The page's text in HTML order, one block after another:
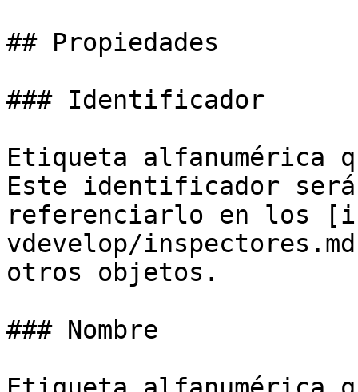
## Propiedades
### Identificador
Etiqueta
Este identificador
referenciarlo en los
vdevelop/
otros objetos.
### Nombre